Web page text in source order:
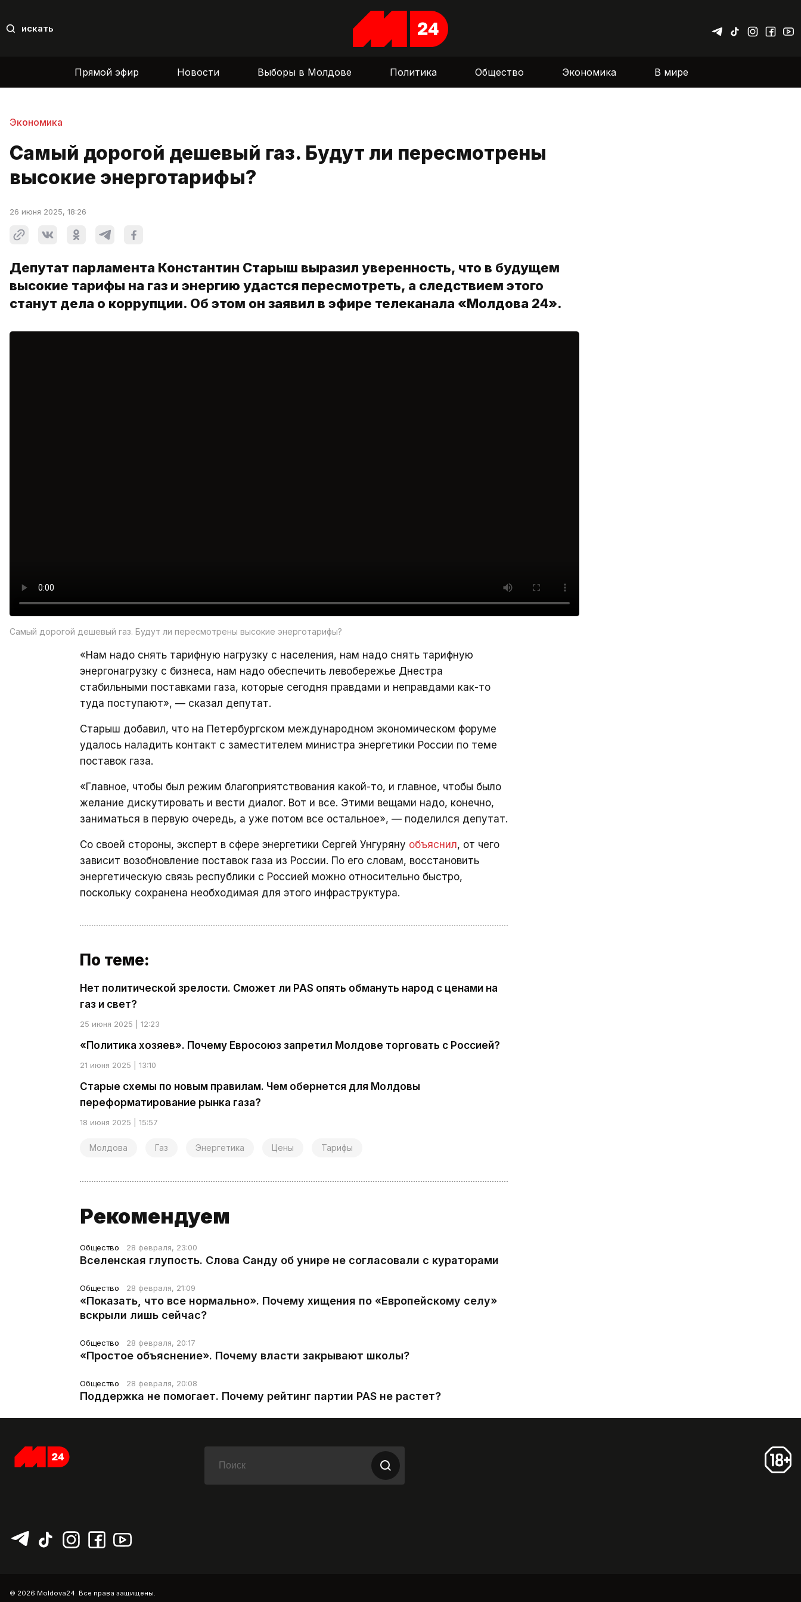
искать
Прямой эфир Новости Выборы в Молдове Политика Общество Экономика В мире
Экономика
Самый дорогой дешевый газ. Будут ли пересмотрены
высокие энерготарифы?
26 июня 2025, 18:26
Депутат парламента Константин Старыш выразил уверенность, что в будущем
высокие тарифы на газ и энергию удастся пересмотреть, а следствием этого
станут дела о коррупции. Об этом он заявил в эфире телеканала «Молдова 24».
Самый дорогой дешевый газ. Будут ли пересмотрены высокие энерготарифы?
«Нам надо снять тарифную нагрузку с населения, нам надо снять тарифную
энергонагрузку с бизнеса, нам надо обеспечить левобережье Днестра
стабильными поставками газа, которые сегодня правдами и неправдами как-то
туда поступают», — сказал депутат.
Старыш добавил, что на Петербургском международном экономическом форуме
удалось наладить контакт с заместителем министра энергетики России по теме
поставок газа.
«Главное, чтобы был режим благоприятствования какой-то, и главное, чтобы было
желание дискутировать и вести диалог. Вот и все. Этими вещами надо, конечно,
заниматься в первую очередь, а уже потом все остальное», — поделился депутат.
Со своей стороны, эксперт в сфере энергетики Сергей Унгуряну объяснил, от чего
зависит возобновление поставок газа из России. По его словам, восстановить
энергетическую связь республики с Россией можно относительно быстро,
поскольку сохранена необходимая для этого инфраструктура.
По теме:
Нет политической зрелости. Сможет ли PAS опять обмануть народ с ценами на
газ и свет?
25 июня 2025 | 12:23
«Политика хозяев». Почему Евросоюз запретил Молдове торговать с Россией?
21 июня 2025 | 13:10
Старые схемы по новым правилам. Чем обернется для Молдовы
переформатирование рынка газа?
18 июня 2025 | 15:57
Молдова Газ Энергетика Цены Тарифы
Рекомендуем
Общество 28 февраля, 23:00
Вселенская глупость. Слова Санду об унире не согласовали с кураторами
Общество 28 февраля, 21:09
«Показать, что все нормально». Почему хищения по «Европейскому селу»
вскрыли лишь сейчас?
Общество 28 февраля, 20:17
«Простое объяснение». Почему власти закрывают школы?
Общество 28 февраля, 20:08
Поддержка не помогает. Почему рейтинг партии PAS не растет?
© 2026 Moldova24. Все права защищены.